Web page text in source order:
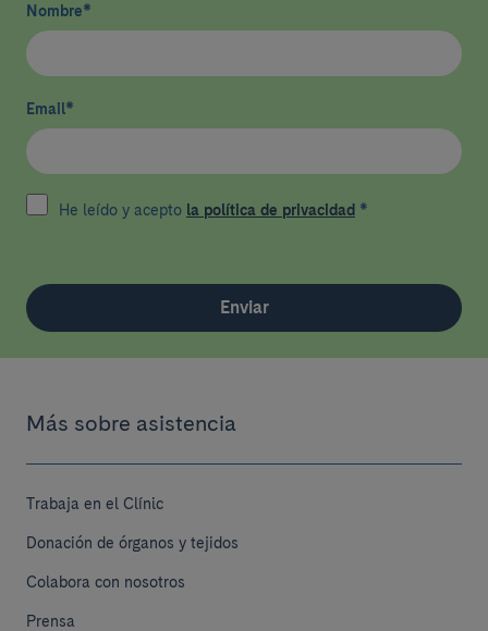
Nombre*
Email*
He leído y acepto la política de privacidad *
Enviar
Más sobre asistencia
Trabaja en el Clínic
Donación de órganos y tejidos
Colabora con nosotros
Prensa